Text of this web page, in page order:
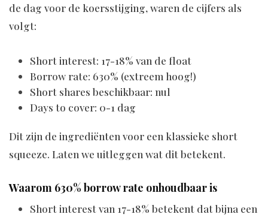
de dag voor de koersstijging, waren de cijfers als
volgt:
Short interest: 17-18% van de float
Borrow rate: 630% (extreem hoog!)
Short shares beschikbaar: nul
Days to cover: 0-1 dag
Dit zijn de ingrediënten voor een klassieke short
squeeze. Laten we uitleggen wat dit betekent.
Waarom 630% borrow rate onhoudbaar is
Short interest van 17-18% betekent dat bijna een